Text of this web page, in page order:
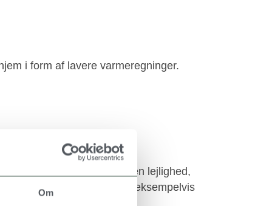
Om
i form af lavere varmeregninger.
af et hus eller en lejlighed,
forbedringer. Det kan eksempelvis